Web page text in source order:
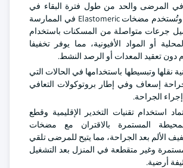
المرضى والحد من طول فترة البقاء في
المستشفى. وتُستخدم مضخات Elastomeric في الممارسة
جرعات متواصلة من المسكنات باستخدام
أو المواد الأفيونية، مما يوفر تخفيفا
دون تعقيد المعدات أو الرصد النشط.
نقلها وتبسيطها باستخدامها في الحالات التي
إسعاف وفي إطار بروتوكولات التعافي
الجراحة.
استخدام تقنيات التخدير الإقليمية وقطع
المستمرة بالاقتران مع مضخات
الألم بعد الجراحة، مما يتيح للمرضى تلقي
وغير متقطعة في المنزل بعد التشغيل
أرضية.